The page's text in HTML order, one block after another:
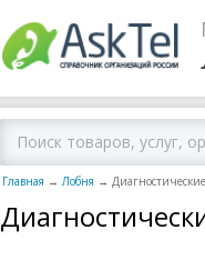
Главная → Лобня →